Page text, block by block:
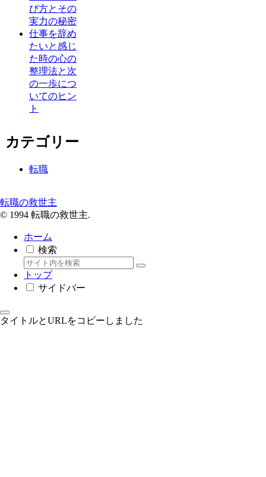
び方とその
実力の秘密
仕事を辞め
たいと感じ
た時の心の
整理法と次
の一歩につ
いてのヒン
ト
カテゴリー
転職
転職の救世主
© 1994 転職の救世主.
ホーム
検索
トップ
サイドバー
タイトルとURLをコピーしました